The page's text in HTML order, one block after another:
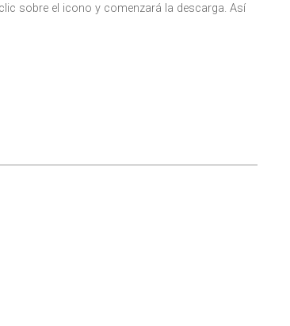
sobre el icono y comenzará la descarga. Así